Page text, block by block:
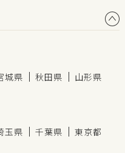
城県 秋田県
山形県
玉県 千葉県
東京都